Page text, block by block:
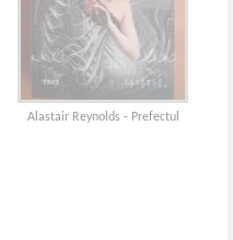
Alastair Reynolds - Prefectul